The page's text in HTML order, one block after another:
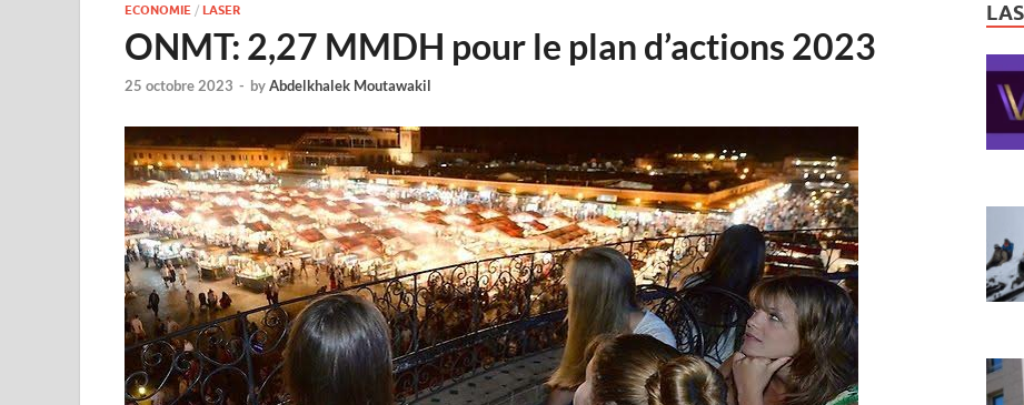
ECONOMIE / LASER
ONMT: 2,27 MMDH pour le plan d’actions 2023
25 octobre 2023 - byAbdelkhalek Moutawakil